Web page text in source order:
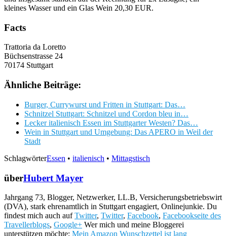
kleines Wasser und ein Glas Wein 20,30 EUR.
Facts
Trattoria da Loretto
Büchsenstrasse 24
70174 Stuttgart
Ähnliche Beiträge:
Burger, Currywurst und Fritten in Stuttgart: Das…
Schnitzel Stuttgart: Schnitzel und Cordon bleu in…
Lecker italienisch Essen im Stuttgarter Westen? Das…
Wein in Stuttgart und Umgebung: Das APERO in Weil der
Stadt
SchlagwörterEssen • italienisch • Mittagstisch
überHubert Mayer
Jahrgang 73, Blogger, Netzwerker, LL.B, Versicherungsbetriebswirt
(DVA), stark ehrenamtlich in Stuttgart engagiert, Onlinejunkie. Du
findest mich auch aufTwitter, Twitter, Facebook, Facebookseite des
Travellerblogs, Google+ Wer mich und meine Bloggerei
unterstützen möchte: Mein Amazon Wunschzettel ist lang